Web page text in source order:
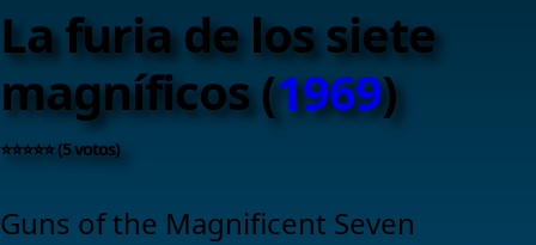
La furia de los siete
magníficos (1969)
⭐⭐⭐⭐⭐ (5 votos)
Guns of the Magnificent Seven